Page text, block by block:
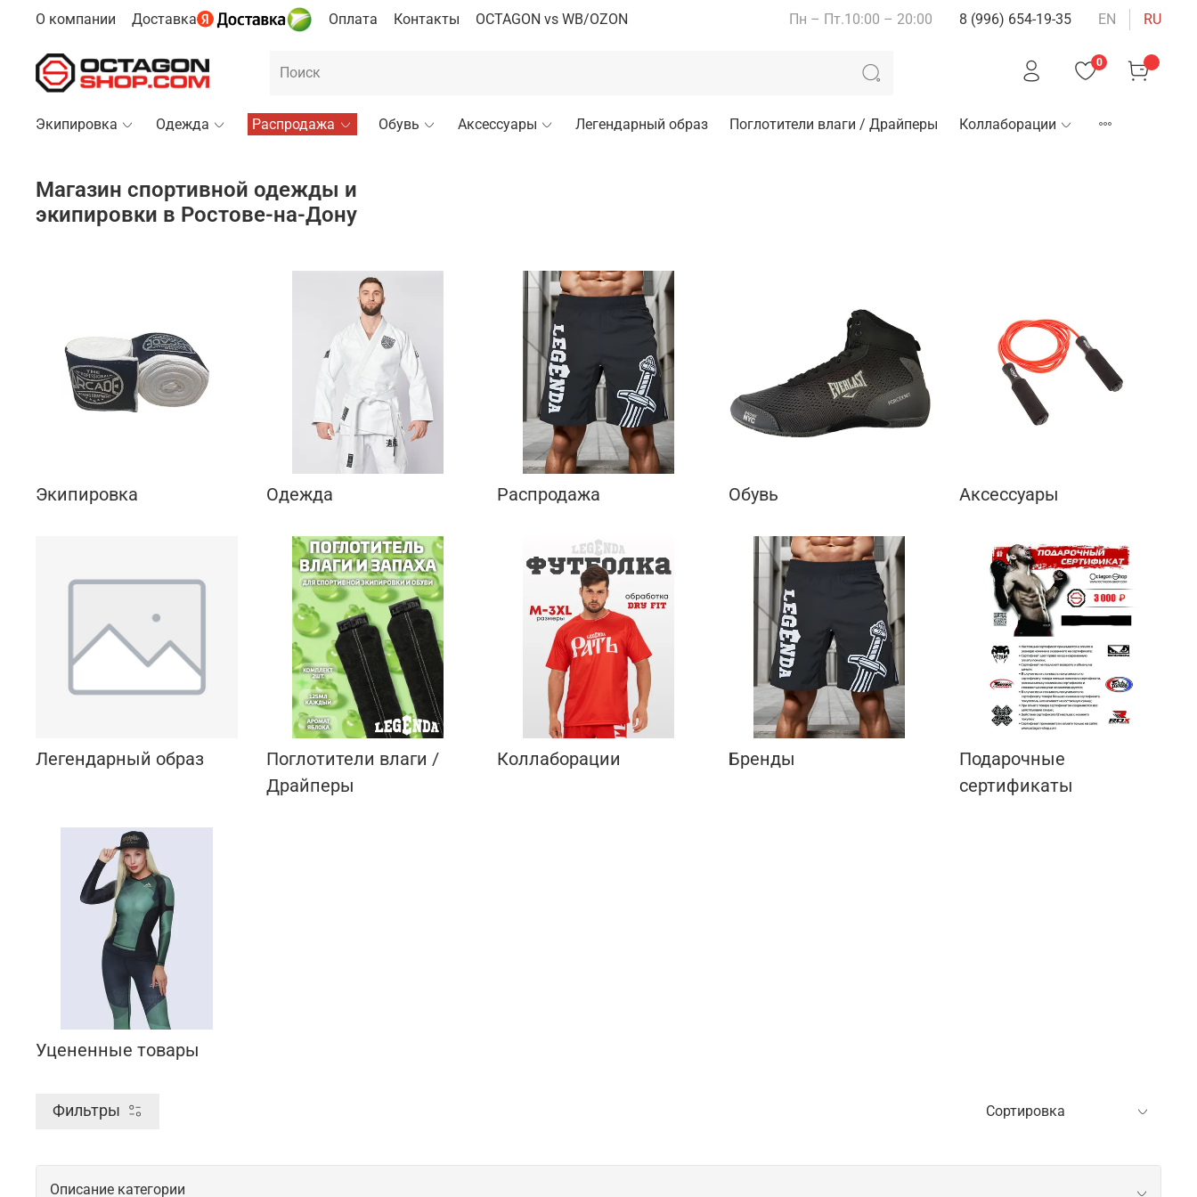
О компании Доставка Оплата Контакты OCTAGON vs WB/OZON Пн – Пт.10:00 – 20:00 8 (996) 654-19-35 EN RU
0
Экипировка Одежда Распродажа Обувь Аксессуары Легендарный образ Поглотители влаги / Драйперы Коллаборации
Магазин спортивной одежды и
экипировки в Ростове-на-Дону
Экипировка Одежда Распродажа Обувь Аксессуары
Легендарный образ
Поглотители влаги /
Драйперы
Коллаборации Бренды
Подарочные
сертификаты
Уцененные товары
Фильтры
Описание категории